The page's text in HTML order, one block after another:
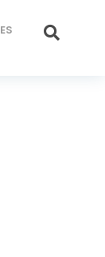
ES